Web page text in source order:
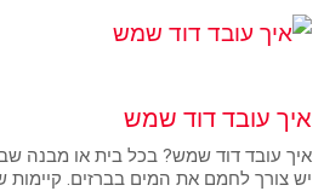
איך עובד דוד שמש
איך עובד דוד שמש? בכל בית או מבנה
יש צורך לחמם את המים בברזים. קיימות